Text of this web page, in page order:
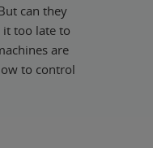
can they
it too late to
are
to control